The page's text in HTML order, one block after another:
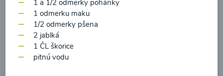
Brokolicové cappuccino
1 a 1/2 odmerky pohánky
1 odmerku maku
1/2 odmerky pšena
2 jablká
1 ČL škorice
pitnú vodu
prečítal(a)informácie o Ochrane osobných
údajova súhlasím s nimi.